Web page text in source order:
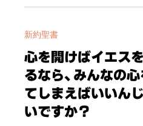
思ってしまいます。 これは、
背負い、それを欠けるところ
は、イエスの十字架の苦しみ
宣教することについての苦し
を３年半しか過ごすことがな
に世界全国に宣べ伝えること
があったのです。パウロは、
全世界･全人類への福音宣教の
新約聖書
心を開けばイエス
るなら、みんなの
てしまえばいいん
いですか？